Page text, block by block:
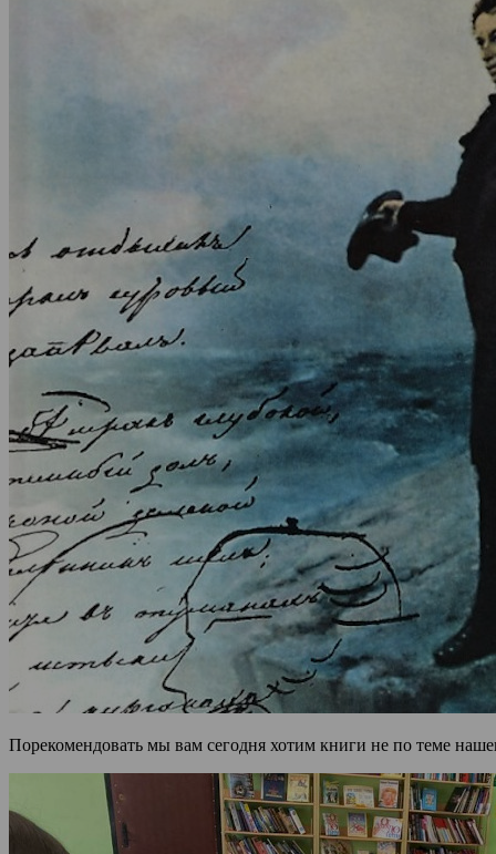
Порекомендовать мы вам сегодня хотим книги не по теме